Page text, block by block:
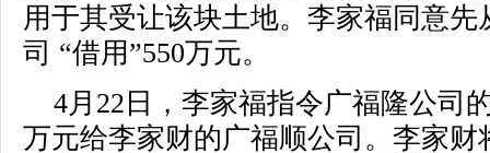
用于其受让该块土地。李家福同意
司 “借用”550万元。
4月22日，李家福指令广福隆公司
万元给李家财的广福顺公司。李家